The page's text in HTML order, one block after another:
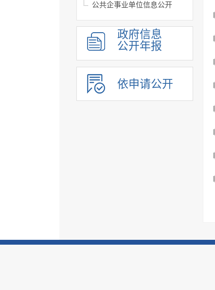
公共企事业单位信息公开
政府信息
公开年报
依申请公开